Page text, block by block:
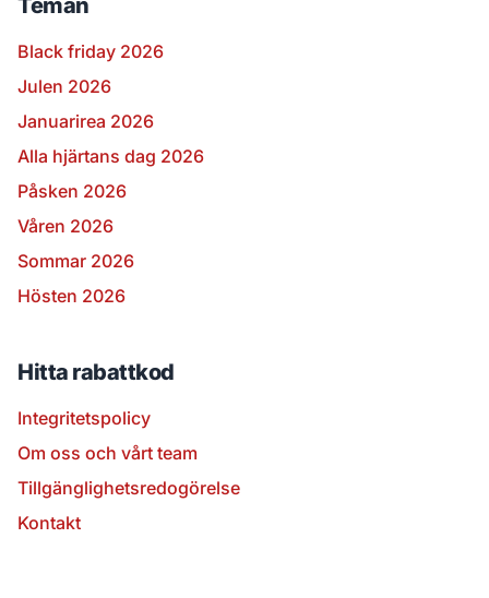
Teman
Black friday 2026
Julen 2026
Januarirea 2026
Alla hjärtans dag 2026
Påsken 2026
Våren 2026
Sommar 2026
Hösten 2026
Hitta rabattkod
Integritetspolicy
Om oss och vårt team
Tillgänglighetsredogörelse
Kontakt